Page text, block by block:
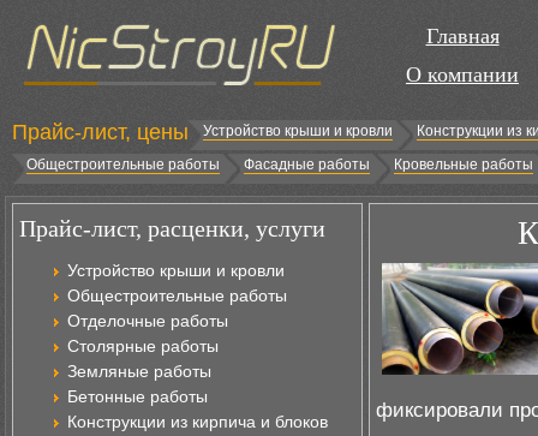
Главная
О компании
Прайс-лист, цены Устройство крыши и кровли
Конструкции из
Общестроительные работы
Фасадные работы Кровельные работы
Прайс-лист, расценки, услуги
Устройство крыши и кровли
Общестроительные работы
Отделочные работы
Столярные работы
Земляные работы
Бетонные работы
Конструкции из кирпича и блоков
фиксировали